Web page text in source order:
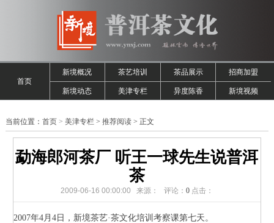
首页
新境概况
新境动态
茶艺培训
美津专栏
茶品展示
异度陈香
招商加盟
新境视频
当前位置： 首页> 美津专栏> 推荐阅读> 正文
勐海郎河茶厂 听王一球先生说普洱
茶
2009-06-16 00:00:00 来源： 评论： 0点击：
2007年4月4日，新境茶艺·茶文化培训考察课第七天。